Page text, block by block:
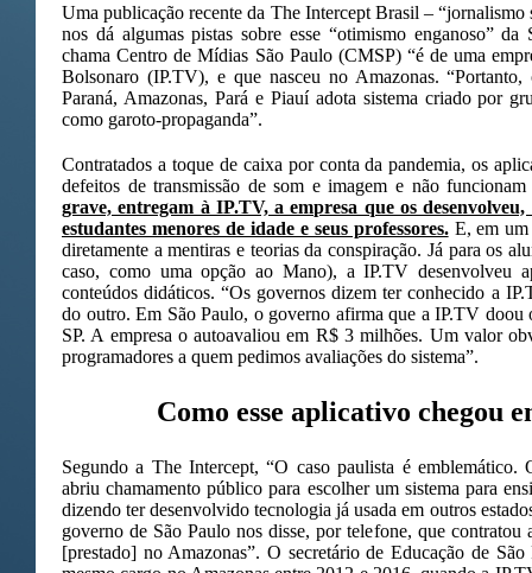
Uma publicação recente da The Intercept Brasil – “jornalismo
nos dá algumas pistas sobre esse “otimismo enganoso”
chama Centro de Mídias São Paulo (CMSP) “é de uma
Bolsonaro (IP.TV), e que nasceu no Amazonas.
Paraná, Amazonas, Pará e Piauí adota sistema criado por
como garoto-propaganda”.
Contratados a toque de caixa por conta da pandemia, os
defeitos de transmissão de som e imagem e não
grave, entregam à IP.TV, a empresa que os desenvolveu,
estudantes menores de idade e seus professores.E, em um
diretamente a mentiras e teorias da conspiração. Já para os
caso, como uma opção ao Mano), a IP.TV desenvolveu
conteúdos didáticos. “Os governos dizem ter conhecido a
do outro. Em São Paulo, o governo afirma que a IP.TV doou
SP. A empresa o autoavaliou em R$ 3 milhões. Um valor
programadores a quem pedimos avaliações do sistema”.
Como esse aplicativo chegou
Segundo a The Intercept, “O caso paulista é
abriu chamamento público para escolher um sistema para
dizendo ter desenvolvido tecnologia já usada em outros
governo de São Paulo nos disse, por telefone, que contratou
[prestado] no Amazonas”. O secretário de Educação de